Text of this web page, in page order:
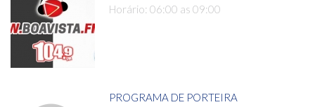
Horário: 06:00 as 09:00
PROGRAMA DE PORTEIRA